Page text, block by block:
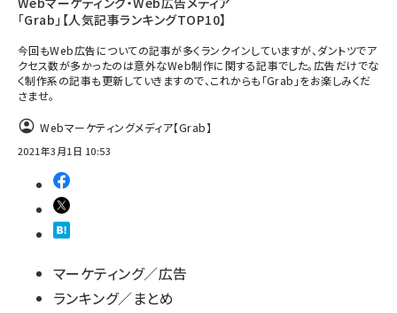
「Grab」【人気記事ランキングTOP10】
今回もWeb広告についての記事が多くランクインしていますが、ダントツでア
クセス数が多かったのは意外なWeb制作に関する記事でした。広告だけでな
く制作系の記事も更新していきますので、これからも「Grab」をお楽しみくだ
さませ。
Webマーケティングメディア【Grab】
2021年3月1日 10:53
マーケティング／広告
ランキング／まとめ